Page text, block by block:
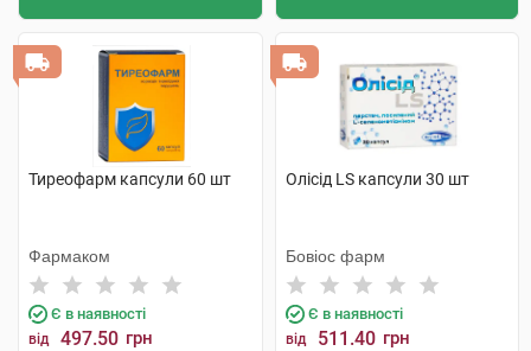
Тиреофарм капсули 60 шт
Фармаком
Є в наявності
від 497.50 грн
Олісід LS капсули 30 шт
Бовіос фарм
Є в наявності
від 511.40 грн